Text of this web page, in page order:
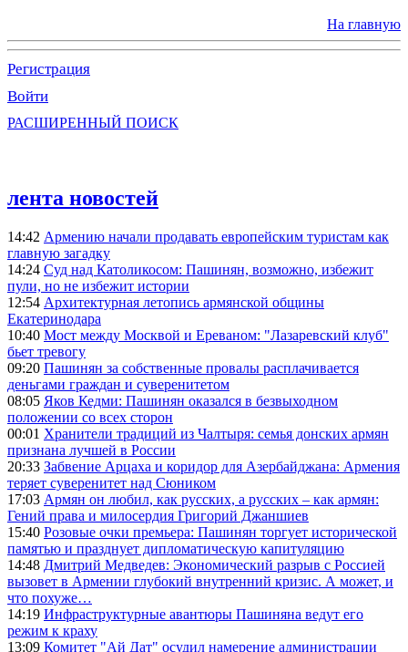
На главную
Регистрация
Войти
РАСШИРЕННЫЙ ПОИСК
лента новостей
14:42 Армению начали продавать европейским туристам как
главную загадку
14:24 Суд над Католикосом: Пашинян, возможно, избежит
пули, но не избежит истории
12:54 Архитектурная летопись армянской общины
Екатеринодара
10:40 Мост между Москвой и Ереваном: "Лазаревский клуб"
бьет тревогу
09:20 Пашинян за собственные провалы расплачивается
деньгами граждан и суверенитетом
08:05 Яков Кедми: Пашинян оказался в безвыходном
положении со всех сторон
00:01 Хранители традиций из Чалтыря: семья донских армян
признана лучшей в России
20:33 Забвение Арцаха и коридор для Азербайджана: Армения
теряет суверенитет над Сюником
17:03 Армян он любил, как русских, а русских – как армян:
Гений права и милосердия Григорий Джаншиев
15:40 Розовые очки премьера: Пашинян торгует исторической
памятью и празднует дипломатическую капитуляцию
14:48 Дмитрий Медведев: Экономический разрыв с Россией
вызовет в Армении глубокий внутренний кризис. А может, и
что похуже…
14:19 Инфраструктурные авантюры Пашиняна ведут его
режим к краху
13:09 Комитет "Ай Дат" осудил намерение администрации